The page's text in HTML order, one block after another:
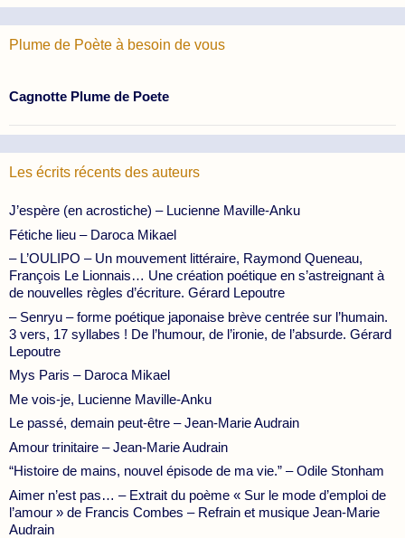
Plume de Poète à besoin de vous
Cagnotte Plume de Poete
Les écrits récents des auteurs
J’espère (en acrostiche) – Lucienne Maville-Anku
Fétiche lieu – Daroca Mikael
– L’OULIPO – Un mouvement littéraire, Raymond Queneau,
François Le Lionnais… Une création poétique en s’astreignant à
de nouvelles règles d’écriture. Gérard Lepoutre
– Senryu – forme poétique japonaise brève centrée sur l’humain.
3 vers, 17 syllabes ! De l’humour, de l’ironie, de l’absurde. Gérard
Lepoutre
Mys Paris – Daroca Mikael
Me vois-je, Lucienne Maville-Anku
Le passé, demain peut-être – Jean-Marie Audrain
Amour trinitaire – Jean-Marie Audrain
“Histoire de mains, nouvel épisode de ma vie.” – Odile Stonham
Aimer n’est pas… – Extrait du poème « Sur le mode d’emploi de
l’amour » de Francis Combes – Refrain et musique Jean-Marie
Audrain